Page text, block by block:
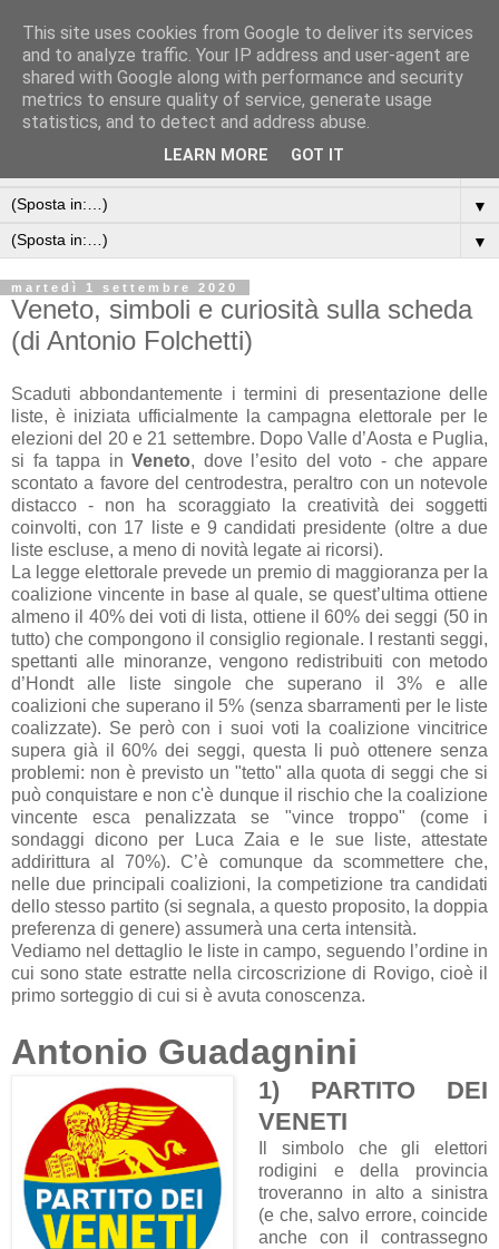
▼
▼
martedì 1 settembre 2020
Veneto, simboli e curiosità sulla scheda
(di Antonio Folchetti)
Scaduti abbondantemente i termini di presentazione delle
liste, è iniziata ufficialmente la campagna elettorale per le
elezioni del 20 e 21 settembre. Dopo Valle d’Aosta e Puglia,
si fa tappa inVeneto, dove l’esito del voto - che appare
scontato a favore del centrodestra, peraltro con un notevole
distacco - non ha scoraggiato la creatività dei soggetti
coinvolti, con 17 liste e 9 candidati presidente (oltre a due
liste escluse, a meno di novità legate ai ricorsi).
La legge elettorale prevede un premio di maggioranza per la
coalizione vincente in base al quale, se quest’ultima ottiene
almeno il 40% dei voti di lista, ottiene il 60% dei seggi (50 in
tutto) che compongono il consiglio regionale. I restanti seggi,
spettanti alle minoranze, vengono redistribuiti con metodo
d’Hondt alle liste singole che superano il 3% e alle
coalizioni che superano il 5% (senza sbarramenti per le liste
coalizzate). Se però con i suoi voti la coalizione vincitrice
supera già il 60% dei seggi, questa li può ottenere senza
problemi: non è previsto un "tetto" alla quota di seggi che si
può conquistare e non c'è dunque il rischio che la coalizione
vincente esca penalizzata se "vince troppo" (come i
sondaggi dicono per Luca Zaia e le sue liste, attestate
addirittura al 70%). C’è comunque da scommettere che,
nelle due principali coalizioni, la competizione tra candidati
dello stesso partito (si segnala, a questo proposito, la doppia
preferenza di genere) assumerà una certa intensità.
Vediamo nel dettaglio le liste in campo, seguendo l’ordine in
cui sono state estratte nella circoscrizione di Rovigo, cioè il
primo sorteggio di cui si è avuta conoscenza.
Antonio Guadagnini
1) PARTITO DEI
VENETI
Il simbolo che gli elettori
rodigini e della provincia
troveranno in alto a sinistra
(e che, salvo errore, coincide
anche con il contrassegno
This site uses cookies from Google to deliver its services
and to analyze traffic. Your IP address and user-agent are
shared with Google along with performance and security
metrics to ensure quality of service, generate usage
statistics, and to detect and address abuse.
LEARN MORE GOT IT